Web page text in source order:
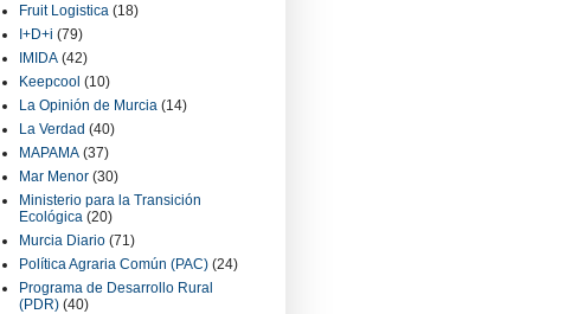
Fruit Logistica (18)
I+D+i (79)
IMIDA (42)
Keepcool (10)
La Opinión de Murcia (14)
La Verdad (40)
MAPAMA (37)
Mar Menor (30)
Ministerio para la Transición
Ecológica (20)
Murcia Diario (71)
Política Agraria Común (PAC) (24)
Programa de Desarrollo Rural
(PDR) (40)